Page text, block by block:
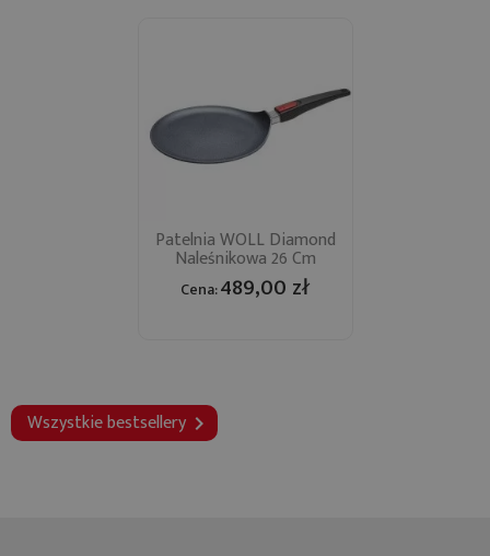
Patelnia WOLL Diamond
Naleśnikowa 26 Cm
Cena:489,00 zł
Wszystkie bestsellery 